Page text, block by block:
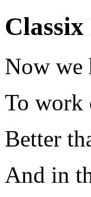
Classix
Now we
To work
Better
And in